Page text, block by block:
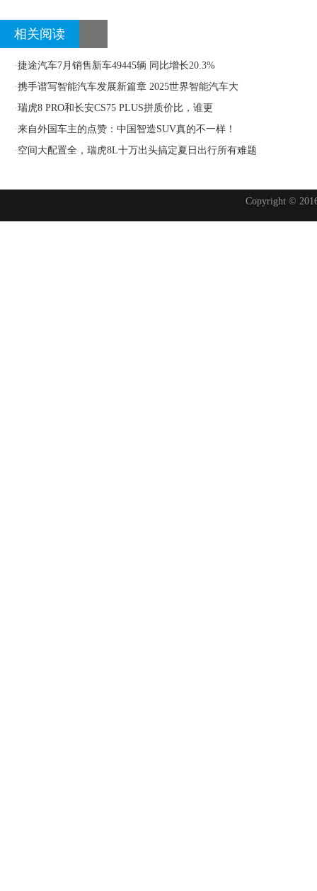
相关阅读
·捷途汽车7月销售新车49445辆 同比增长20.3%
·携手谱写智能汽车发展新篇章 2025世界智能汽车大
·瑞虎8 PRO和长安CS75 PLUS拼质价比，谁更
·来自外国车主的点赞：中国智造SUV真的不一样！
· 空间大配置全，瑞虎8L十万出头搞定夏日出行所有难题
Copyright ©